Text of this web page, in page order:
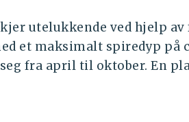
utelukkende ved hjelp
et maksimalt spiredyp på
fra april til oktober. En